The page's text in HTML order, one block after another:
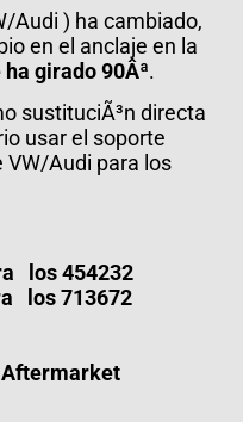
Audi ) ha cambiado,
en el anclaje en la
girado 90Âª.
sustituciÃ³n directa
usar el soporte
Audi para los
los 454232
los 713672